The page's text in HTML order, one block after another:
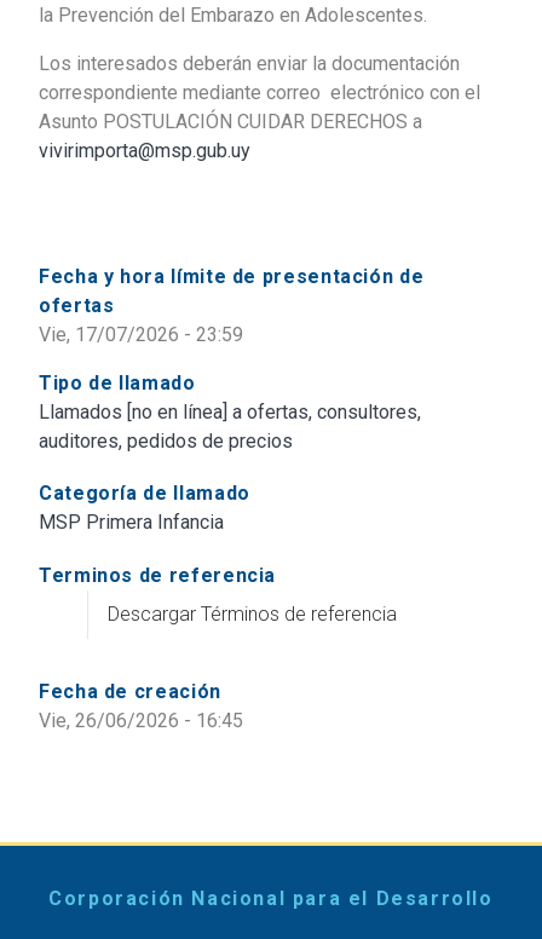
Fecha y hora límite de presentación de
ofertas
Vie, 17/07/2026 - 23:59
Tipo de llamado
Llamados [no en línea] a ofertas, consultores,
auditores, pedidos de precios
Categoría de llamado
MSP Primera Infancia
Terminos de referencia
Descargar Términos de referencia
Fecha de creación
Vie, 26/06/2026 - 16:45
la Prevención del Embarazo en Adolescentes.
Los interesados deberán enviar la documentación
correspondiente mediante correo electrónico con el
Asunto POSTULACIÓN CUIDAR DERECHOS a
vivirimporta@msp.gub.uy
Corporación Nacional para el Desarrollo